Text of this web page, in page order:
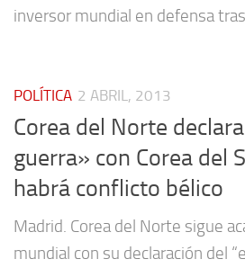
inversor mundial en defensa
POLÍTICA 2 ABRIL, 2013
Corea del Norte
guerra» con Corea del
habrá conflicto bélico
Madrid. Corea del Norte sigue
mundial con su declaración del